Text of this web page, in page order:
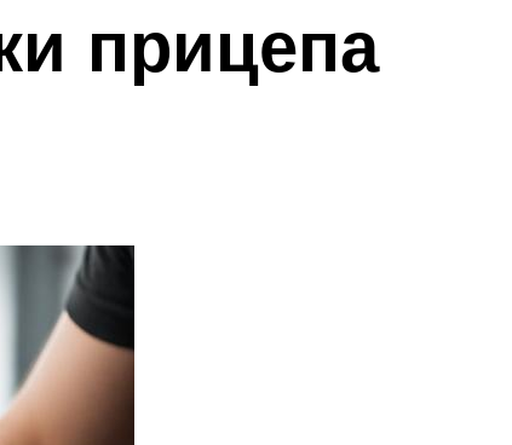
прицепа